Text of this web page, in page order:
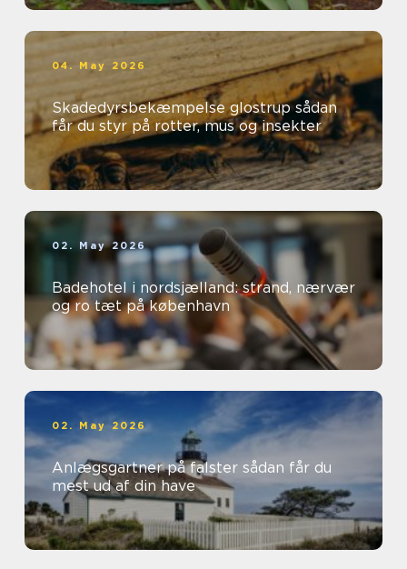
04. May 2026
Skadedyrsbekæmpelse glostrup sådan
får du styr på rotter, mus og insekter
02. May 2026
Badehotel i nordsjælland: strand, nærvær
og ro tæt på københavn
02. May 2026
Anlægsgartner på falster sådan får du
mest ud af din have